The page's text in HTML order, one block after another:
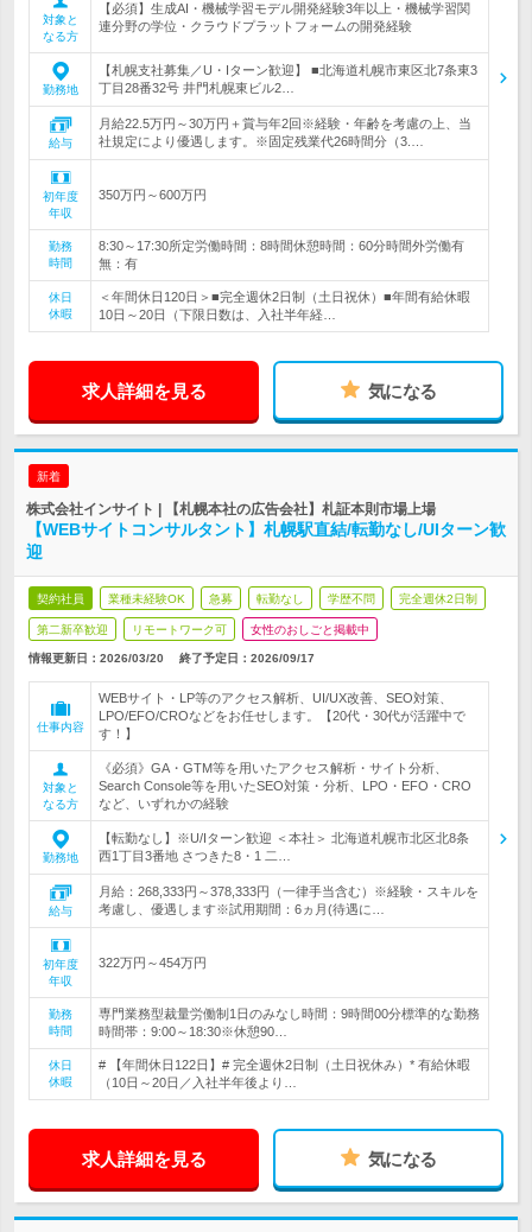
対象と
なる方
【必須】生成AI・機械学習モデル開発経験3年以上・機械学習関
連分野の学位・クラウドプラットフォームの開発経験
勤務地
【札幌支社募集／U・Iターン歓迎】 ■北海道札幌市東区北7条東3
丁目28番32号 井門札幌東ビル2…
給与
月給22.5万円～30万円＋賞与年2回※経験・年齢を考慮の上、当
社規定により優遇します。※固定残業代26時間分（3.…
初年度
年収
350万円～600万円
勤務
時間
8:30～17:30所定労働時間：8時間休憩時間：60分時間外労働有
無：有
休日
休暇
＜年間休日120日＞■完全週休2日制（土日祝休）■年間有給休暇
10日～20日（下限日数は、入社半年経…
求人詳細を見る 気になる
新着
株式会社インサイト | 【札幌本社の広告会社】札証本則市場上場
【WEBサイトコンサルタント】札幌駅直結/転勤なし/UIターン歓
迎
契約社員 業種未経験OK 急募 転勤なし 学歴不問 完全週休2日制
第二新卒歓迎 リモートワーク可 女性のおしごと掲載中
情報更新日：2026/03/20 終了予定日： 2026/09/17
仕事内容
WEBサイト・LP等のアクセス解析、UI/UX改善、SEO対策、
LPO/EFO/CROなどをお任せします。【20代・30代が活躍中で
す！】
対象と
なる方
《必須》GA・GTM等を用いたアクセス解析・サイト分析、
Search Console等を用いたSEO対策・分析、LPO・EFO・CRO
など、いずれかの経験
勤務地
【転勤なし】※U/Iターン歓迎 ＜本社＞ 北海道札幌市北区北8条
西1丁目3番地 さつきた8・1 二…
給与
月給：268,333円～378,333円（一律手当含む）※経験・スキルを
考慮し、優遇します※試用期間：6ヵ月(待遇に…
初年度
年収
322万円～454万円
勤務
時間
専門業務型裁量労働制1日のみなし時間：9時間00分標準的な勤務
時間帯：9:00～18:30※休憩90…
休日
休暇
# 【年間休日122日】# 完全週休2日制（土日祝休み）* 有給休暇
（10日～20日／入社半年後より…
求人詳細を見る 気になる